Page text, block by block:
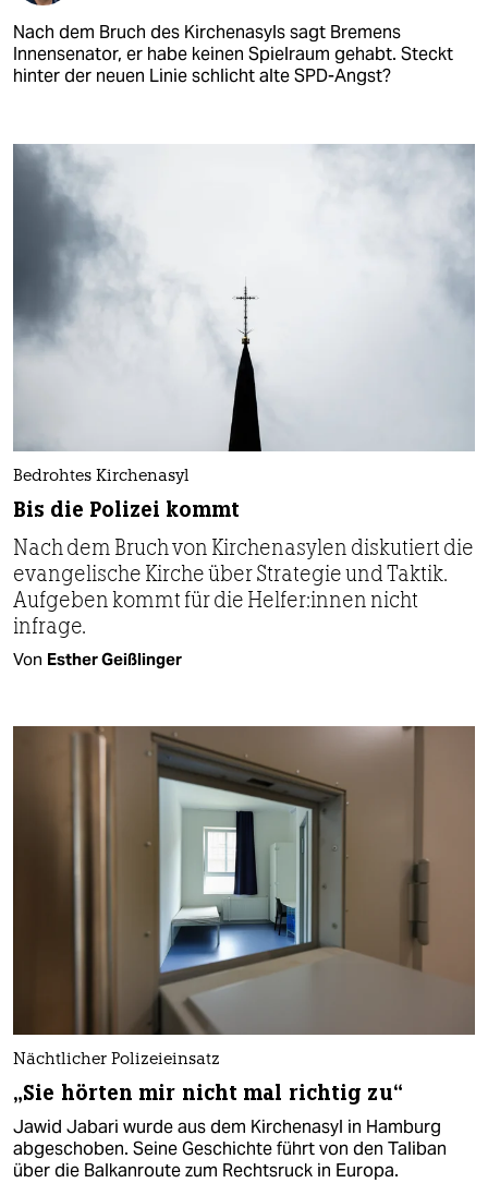
Nach dem Bruch des Kirchenasyls sagt Bremens
Innensenator, er habe keinen Spielraum gehabt. Steckt
hinter der neuen Linie schlicht alte SPD-Angst?
Bedrohtes Kirchenasyl
Bis die Polizei kommt
Nach dem Bruch von Kirchenasylen diskutiert die
evangelische Kirche über Strategie und Taktik.
Aufgeben kommt für die Hel­fe­r:in­nen nicht
infrage.
Von Esther Geißlinger
Nächtlicher Polizeieinsatz
„Sie hörten mir nicht mal richtig zu“
Jawid Jabari wurde aus dem Kirchenasyl in Hamburg
abgeschoben. Seine Geschichte führt von den Taliban
über die Balkanroute zum Rechtsruck in Europa.